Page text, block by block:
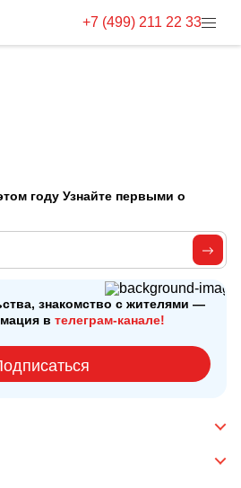
+7 (499) 211 22 33
году Узнайте первыми о
знакомство с жителями —
в телеграм-канале!